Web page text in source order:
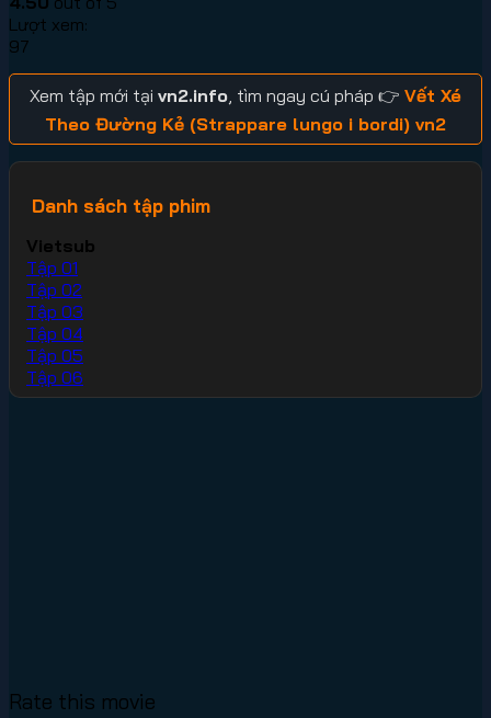
Lượt xem:
97
Xem tập mới tại vn2.info , tìm ngay cú pháp 👉 Vết Xé
Theo Đường Kẻ (Strappare lungo i bordi) vn2
Danh sách tập phim
Vietsub
Tập 01
Tập 02
Tập 03
Tập 04
Tập 05
Tập 06
Rate this movie